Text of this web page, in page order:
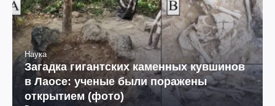
Наука
Загадка гигантских каменных кувшинов
в Лаосе: ученые были поражены
открытием (фото)